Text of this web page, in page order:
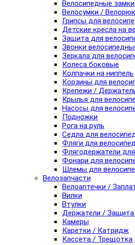
Велосипедные замки
Велосумки /
Грипсы для
Детские кресла на
Защита для
Звонки
Зеркала для
Колеса боковые
Колпачки на ниппель
Корзины для
Крепежи /
Крылья для
Насосы для
Подножки
Рога на руль
Седла для
Фляги для
Флягодержатели
Фонари для
Шлемы для
Велозапчасти
Велоаптечки /
Вилки
Втулки
Держатели / Защита
Камеры
Каретки / Катридж
Кассета / Трещотка